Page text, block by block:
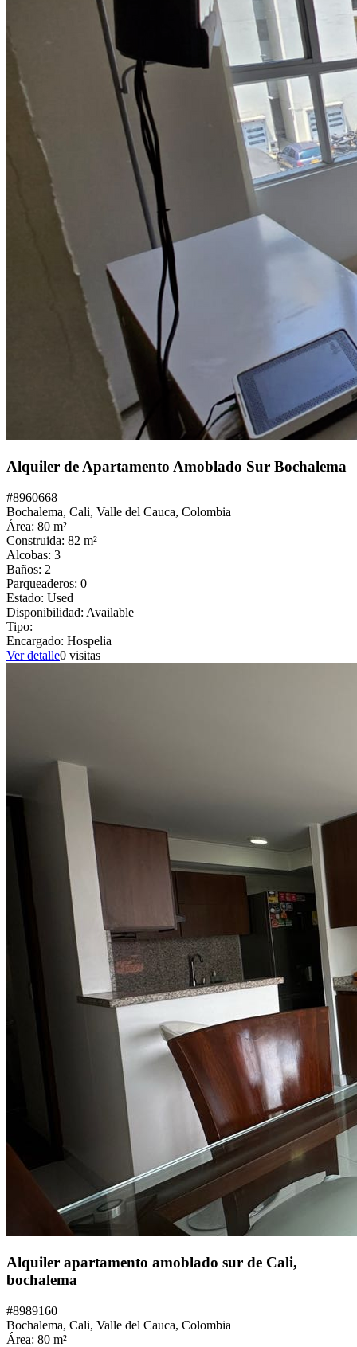
Alquiler de Apartamento Amoblado Sur Bochalema
#8960668
Bochalema, Cali, Valle del Cauca, Colombia
Área: 80 m²
Construida: 82 m²
Alcobas: 3
Baños: 2
Parqueaderos: 0
Estado: Used
Disponibilidad: Available
Tipo:
Encargado: Hospelia
Ver detalle0 visitas
Alquiler apartamento amoblado sur de Cali,
bochalema
#8989160
Bochalema, Cali, Valle del Cauca, Colombia
Área: 80 m²